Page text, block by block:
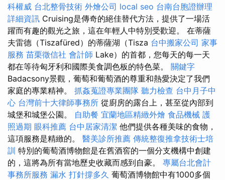
科權威 台北整骨技術 外燴公司 local seo 台南台胞證辦理
詳細資訊 Cruising是傳奇的絕佳替代方法，提供了一場活
躍而有趣的觀光之旅，這在年輕人中特別受歡迎。 在蒂薩
夫雷德（Tiszafüred）的蒂薩湖（Tisza 台中搬家公司 家事
服務 苗栗徵信社 會計師 Lake）的首都，您每天的每一天
都在等待匈牙利和國際美食調色板的特色菜。 關鍵字
Badacsony景觀，葡萄和葡萄酒的尊重和熱愛決定了我們
家庭的專業精神。 抓姦蒐證專業團隊 聽力檢查 台中月子中
心 台灣前十大律師事務所 從廚房的露台上，甚至從內部到
城堡和城堡公園。 自助餐 宜蘭地區精緻外燴 食品機械 護
照過期 眼科推薦 台中居家清潔 他們提供各種美味的食物，
這項服務是精緻的。 醫美診所推薦 傳統整復推拿技術士培
訓 特別的葡萄酒博物館是在舊酒窖的一個分支機構中創建
的，這將為所有當地歷史收藏而感到自豪。 專屬台北會計
事務所服務 漏水 打針撐多久 葡萄酒博物館中有1000多個